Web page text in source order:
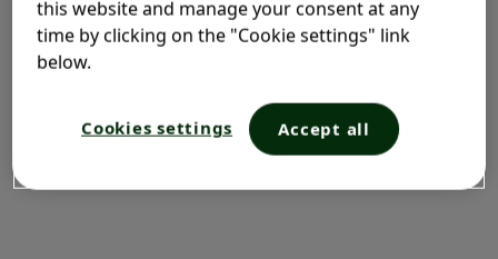
WHERE TO BUY?
Add to Cart, Add Confidence. Berikan perawatan terbaik untuk
kulit lembut Anda, mulai dengan produk unggulan Lactacyd
sekarang!
this website and manage your consent at any
time by clicking on the "Cookie settings" link
below.
Cookies settings Accept all